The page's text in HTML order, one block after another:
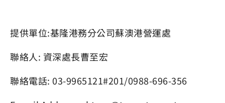
提供單位:基隆港務分公司蘇澳港營運處
聯絡人: 資深處長曹至宏
聯絡電話: 03-9965121#201/0988-696-356